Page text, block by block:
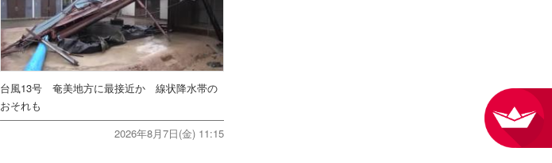
台風13号 奄美地方に最接近か 線状降水帯の
おそれも
2026年8月7日(金) 11:15